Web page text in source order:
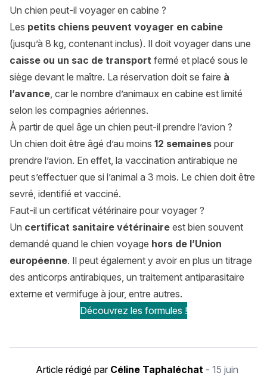
Un chien peut-il voyager en cabine ?
Les petits chiens peuvent voyager en cabine
(jusqu’à 8 kg, contenant inclus). Il doit voyager dans une
caisse ou un sac de transport fermé et placé sous le
siège devant le maître. La réservation doit se faire à
l’avance, car le nombre d’animaux en cabine est limité
selon les compagnies aériennes.
À partir de quel âge un chien peut-il prendre l’avion ?
Un chien doit être âgé d’au moins 12 semaines pour
prendre l’avion. En effet, la vaccination antirabique ne
peut s’effectuer que si l’animal a 3 mois. Le chien doit être
sevré, identifié et vacciné.
Faut-il un certificat vétérinaire pour voyager ?
Un certificat sanitaire vétérinaire est bien souvent
demandé quand le chien voyage hors de l’Union
européenne. Il peut également y avoir en plus un titrage
des anticorps antirabiques, un traitement antiparasitaire
externe et vermifuge à jour, entre autres.
Découvrez les formules !
Article rédigé par Céline Taphaléchat- 15 juin